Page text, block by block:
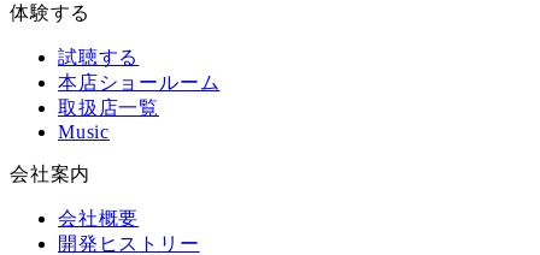
体験する
試聴する
本店ショールーム
取扱店一覧
Music
会社案内
会社概要
開発ヒストリー